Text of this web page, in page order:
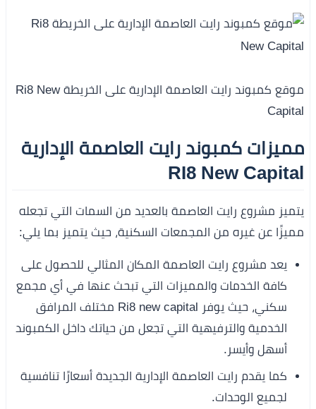
موقع كمبوند رايت العاصمة الإدارية على الخريطة Ri8 New
Capital
مميزات كمبوند رايت العاصمة الإدارية
RI8 New Capital
يتميز مشروع رايت العاصمة بالعديد من السمات التي تجعله
مميزًا عن غيره من المجمعات السكنية، حيث يتميز بما يلي:
يعد مشروع رايت العاصمة المكان المثالي للحصول على
كافة الخدمات والمميزات التي تبحث عنها في أي مجمع
سكني، حيث يوفر Ri8 new capital مختلف المرافق
الخدمية والترفيهية التي تجعل من حياتك داخل الكمبوند
أسهل وأيسر.
كما يقدم رايت العاصمة الإدارية الجديدة أسعارًا تنافسية
لجميع الوحدات.